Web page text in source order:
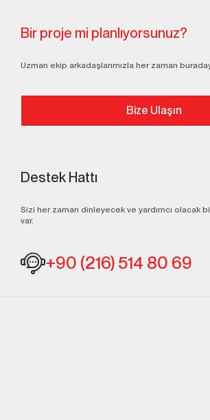
Bir proje mi planlıyorsunuz?
Uzman ekip arkadaşlarımızla her zaman
Bize Ulaşın
Destek Hattı
Sizi her zaman dinleyecek ve yardımcı olacak
var.
+90 (216) 514 80 69